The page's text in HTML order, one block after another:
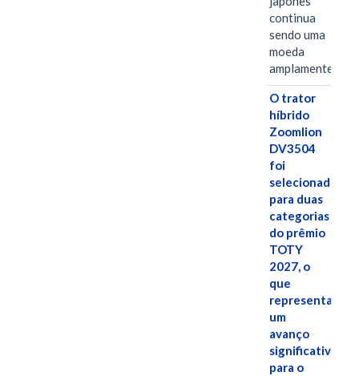
continua
sendo uma
moeda
amplamente…
O trator
híbrido
Zoomlion
DV3504
foi
selecionado
para duas
categorias
do prêmio
TOTY
2027, o
que
representa
um
avanço
significativo
para o